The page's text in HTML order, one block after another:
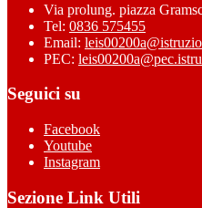
Via prolung. piazza
Tel: 0836 575455
Email:
PEC:
Seguici su
Facebook
Youtube
Instagram
Sezione Link Utili